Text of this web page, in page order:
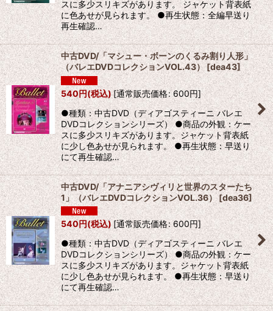
スに多少スリキズがあります。 ジャケット背表紙
に色あせが見られます。 ●再生状態：全編早送り
再生確認…
中古DVD/「マシュー・ボーンのくるみ割り人形」
（バレエDVDコレクションVOL.43）[dea43]
540円(税込)[通常販売価格: 600円]
●種類：中古DVD（ディアゴスティーニ バレエ
DVDコレクションシリーズ） ●商品の外観：ケー
スに多少スリキズがあります。ジャケット背表紙
に少し色あせが見られます。 ●再生状態：早送り
にて再生確認…
中古DVD/「アナニアシヴィリと世界のスターたち
1」（バレエDVDコレクションVOL.36）[dea36]
540円(税込)[通常販売価格: 600円]
●種類：中古DVD（ディアゴスティーニ バレエ
DVDコレクションシリーズ） ●商品の外観：ケー
スに多少スリキズがあります。ジャケット背表紙
に少し色あせが見られます。 ●再生状態：早送り
にて再生確認…